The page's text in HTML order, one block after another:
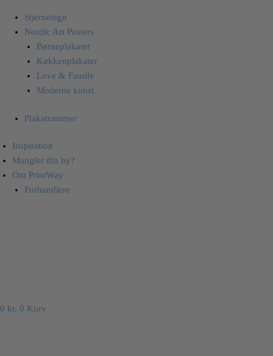
Stjernetegn
Nordic Art Posters
Børneplakater
Køkkenplakater
Love & Family
Moderne kunst
Plakatrammer
Inspiration
Mangler din by?
Om PrintWay
Forhandlere
0 kr. 0 Kurv